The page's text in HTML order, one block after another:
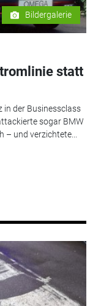
Bildergalerie
statt
in der Businessclass
sogar BMW
und verzichtete...